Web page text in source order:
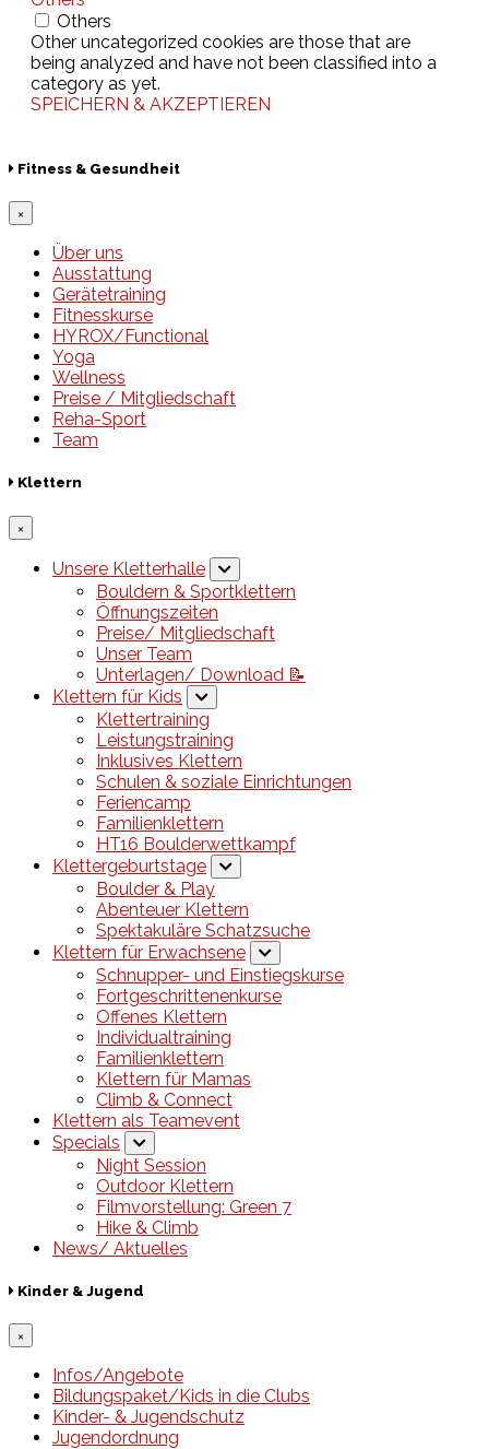
Others
Other uncategorized cookies are those that are
being analyzed and have not been classified into a
category as yet.
SPEICHERN & AKZEPTIEREN
Fitness & Gesundheit
×
Über uns
Ausstattung
Gerätetraining
Fitnesskurse
HYROX/Functional
Yoga
Wellness
Preise / Mitgliedschaft
Reha-Sport
Team
Klettern
×
Unsere Kletterhalle
Bouldern & Sportklettern
Öffnungszeiten
Preise/ Mitgliedschaft
Unser Team
Unterlagen/ Download 📝
Klettern für Kids
Klettertraining
Leistungstraining
Inklusives Klettern
Schulen & soziale Einrichtungen
Feriencamp
Familienklettern
HT16 Boulderwettkampf
Klettergeburtstage
Boulder & Play
Abenteuer Klettern
Spektakuläre Schatzsuche
Klettern für Erwachsene
Schnupper- und Einstiegskurse
Fortgeschrittenenkurse
Offenes Klettern
Individualtraining
Familienklettern
Klettern für Mamas
Climb & Connect
Klettern als Teamevent
Specials
Night Session
Outdoor Klettern
Filmvorstellung: Green 7
Hike & Climb
News/ Aktuelles
Kinder & Jugend
×
Infos/Angebote
Bildungspaket/Kids in die Clubs
Kinder- & Jugendschutz
Jugendordnung